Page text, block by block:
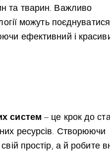
та тварин. Важливо
можуть
ефективний і
систем – це крок до
ресурсів. Створюючи
простір, а й робите